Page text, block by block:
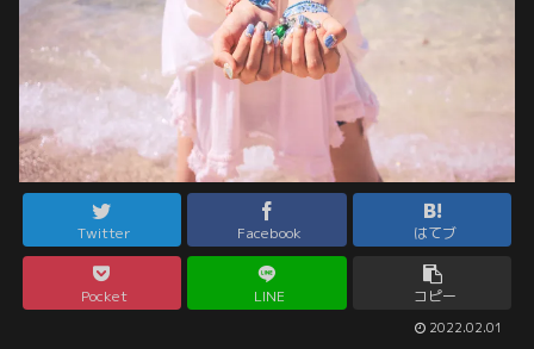
Twitter Facebook はてブ
Pocket LINE コピー
2022.02.01